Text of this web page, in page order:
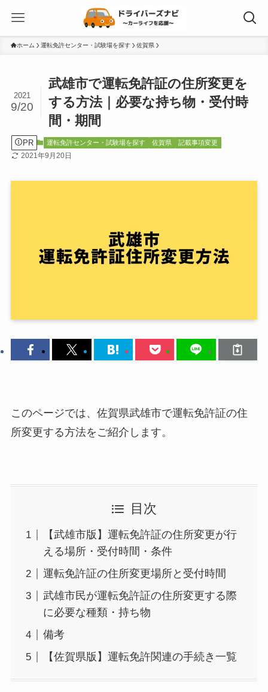
ホーム 運転免許センター・試験場を探す 佐賀県
武雄市で運転免許証の住所変更を
する方法｜必要な持ち物・受付時
間・期間
2021
9/20
PR 運転免許センター・試験場を探す 佐賀県 記載事項変更
2021年9月20日
このページでは、佐賀県武雄市で運転免許証の住
所変更する方法をご紹介します。
目次
【武雄市版】運転免許証の住所変更が行
える場所・受付時間・条件
運転免許証の住所変更場所と受付時間
武雄市民が運転免許証の住所変更する際
に必要な種類・持ち物
備考
【佐賀県版】運転免許関連の手続き一覧